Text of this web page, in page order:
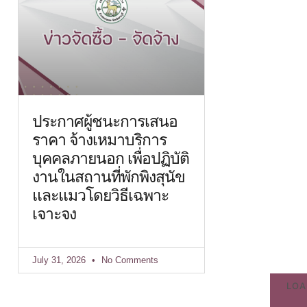
ประกาศผู้ชนะการเสนอ
ราคา จ้างเหมาบริการ
บุคคลภายนอก เพื่อปฏิบัติ
งานในสถานที่พักพิงสุนัข
และแมวโดยวิธีเฉพาะ
เจาะจง
July 31, 2026 No Comments